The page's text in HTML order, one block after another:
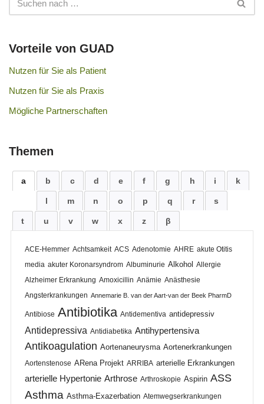
Vorteile von GUAD
Nutzen für Sie als Patient
Nutzen für Sie als Praxis
Mögliche Partnerschaften
Themen
a b c d e f g h i k
l m n o p q r s
t u v w x z β
ACE-Hemmer Achtsamkeit ACS Adenotomie AHRE akute Otitis
media akuter Koronarsyndrom Albuminurie Alkohol Allergie
Alzheimer Erkrankung Amoxicillin Anämie Anästhesie
Angsterkrankungen Annemarie B. van der Aart-van der Beek PharmD
Antibiose Antibiotika Antidementiva antidepressiv
Antidepressiva Antidiabetika Antihypertensiva
Antikoagulation Aortenaneurysma Aortenerkrankungen
Aortenstenose ARena Projekt ARRIBA arterielle Erkrankungen
arterielle Hypertonie Arthrose Arthroskopie Aspirin ASS
Asthma Asthma-Exazerbation Atemwegserkrankungen